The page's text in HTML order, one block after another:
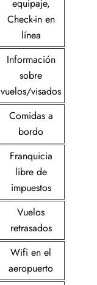
equipaje,
Check-in en
línea
Información
sobre
vuelos/visados
Comidas a
bordo
Franquicia
libre de
impuestos
Vuelos
retrasados
Wifi en el
aeropuerto